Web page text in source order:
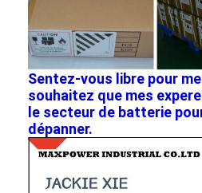
Sentez-vous libre pour
souhaitez que mes
le secteur de batterie
dépanner.